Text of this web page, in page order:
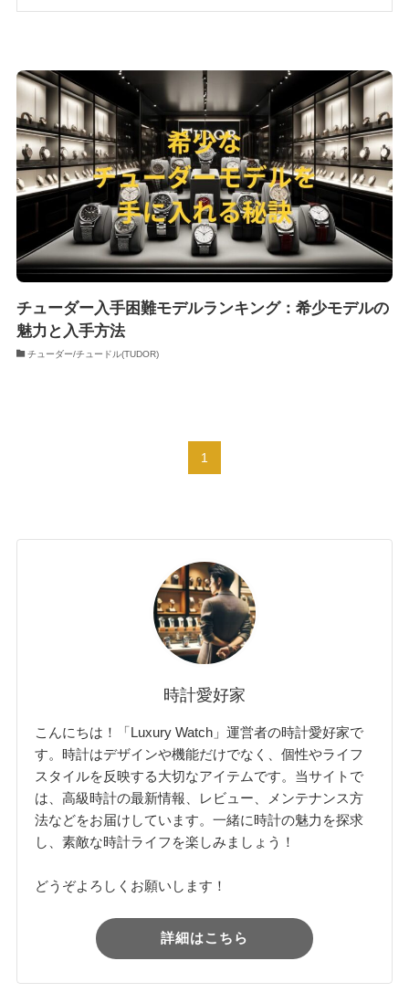
チューダー入手困難モデルランキング：希少モデルの
魅力と入手方法
チューダー/チュードル(TUDOR)
1
時計愛好家
こんにちは！「Luxury Watch」運営者の時計愛好家で
す。時計はデザインや機能だけでなく、個性やライフ
スタイルを反映する大切なアイテムです。当サイトで
は、高級時計の最新情報、レビュー、メンテナンス方
法などをお届けしています。一緒に時計の魅力を探求
し、素敵な時計ライフを楽しみましょう！
どうぞよろしくお願いします！
詳細はこちら